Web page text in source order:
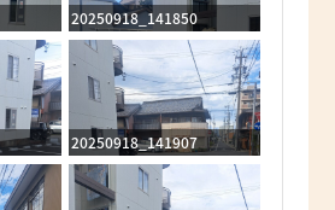
20250918_141850
20250918_141907